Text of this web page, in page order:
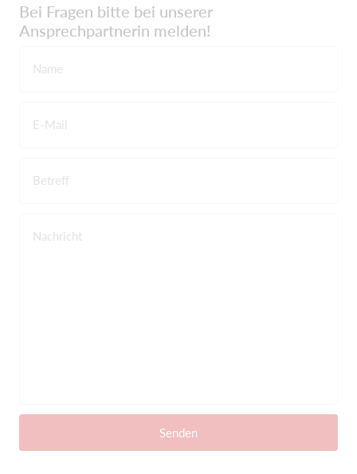
Bei Fragen bitte bei unserer
Ansprechpartnerin melden!
Name
E-Mail
Betreff
Nachricht
Senden